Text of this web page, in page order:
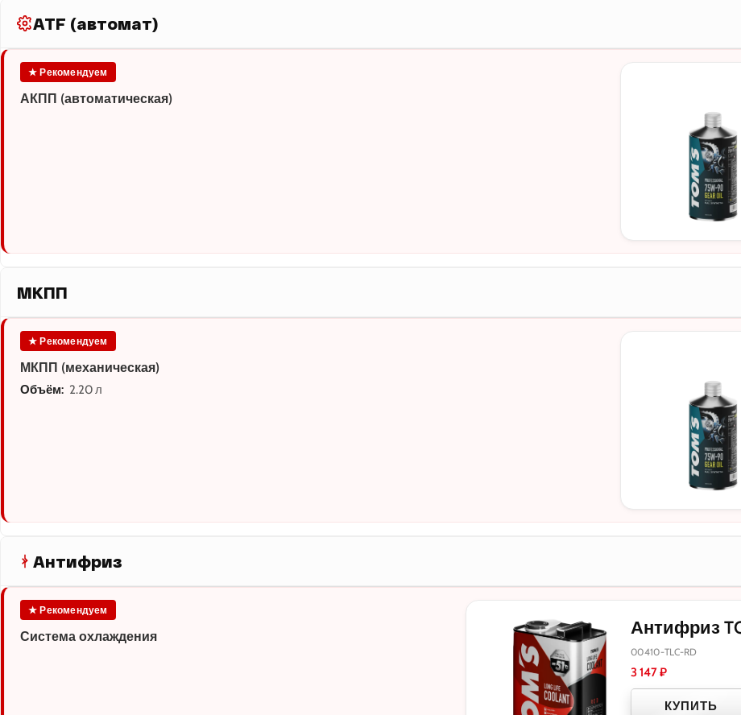
ATF (автомат)
★ Рекомендуем
АКПП (автоматическая)
МКПП
★ Рекомендуем
МКПП (механическая)
Объём: 2.20 л
Антифриз
★ Рекомендуем
Система охлаждения Антифриз
00410-TLC-RD
3 147₽
КУПИТЬ